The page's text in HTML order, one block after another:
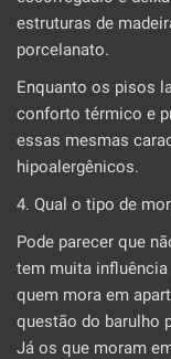
estruturas de
porcelanato.
Enquanto os pisos
conforto térmico e
essas mesmas
hipoalergênicos.
4. Qual o tipo de
Pode parecer que
tem muita
quem mora em
questão do barulho
Já os que moram